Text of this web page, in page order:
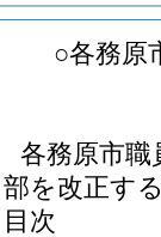
○各務原
各務原市職
部を改正す
目次